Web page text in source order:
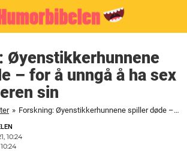
Øyenstikkerhunnene
– for å unngå å ha sex
sin
» Forskning: Øyenstikkerhunnene spiller døde – for å unngå å ha sex med partneren sin
10:24